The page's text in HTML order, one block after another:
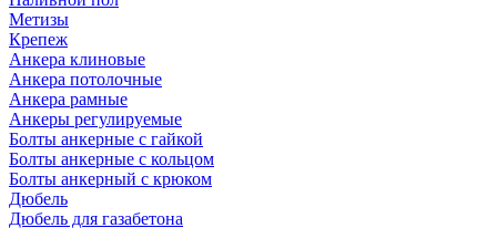
Метизы
Крепеж
Анкера клиновые
Анкера потолочные
Анкера рамные
Анкеры регулируемые
Болты анкерные с гайкой
Болты анкерные с кольцом
Болты анкерный с крюком
Дюбель
Дюбель для газабетона